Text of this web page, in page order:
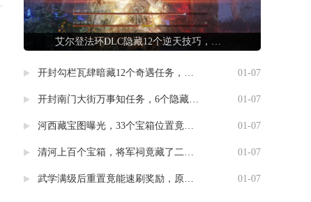
艾尔登法环DLC隐藏12个逆天技巧，第7条让联机队友惊掉下巴
开封勾栏瓦肆暗藏12个奇遇任务，最后一个竟能指引人生方向 01-07
开封南门大街万事知任务，6个隐藏剧情竟然藏着这样的秘密 01-07
河西藏宝图曝光，33个宝箱位置竟然暗藏玄机 01-07
清河上百个宝箱，将军祠竟藏了二十个 01-07
武学满级后重置竟能速刷奖励，原来流派挑战有这种捷径 01-07